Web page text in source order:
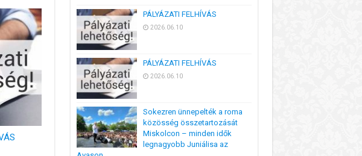
PÁLYÁZATI FELHÍVÁS
2026.06.10
PÁLYÁZATI FELHÍVÁS
2026.06.10
Sokezren ünnepelték a roma
közösség összetartozását
Miskolcon – minden idők
legnagyobb Juniálisa az